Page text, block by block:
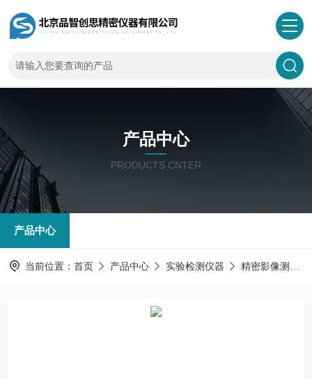
产品中心
PRODUCTS CNTER
产品中心
当前位置： 首页 产品中心 实验检测仪器 精密影像测量仪